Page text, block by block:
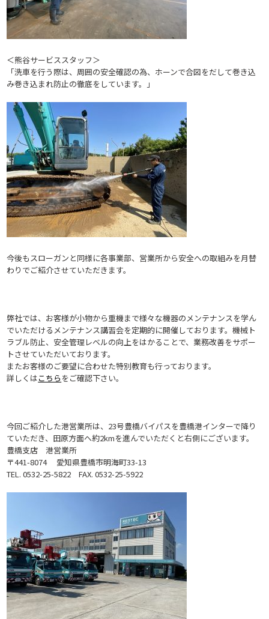
＜熊谷サービススタッフ＞
「洗車を行う際は、周囲の安全確認の為、ホーンで合図をだして巻き込
み巻き込まれ防止の徹底をしています。」
今後もスローガンと同様に各事業部、営業所から安全への取組みを月替
わりでご紹介させていただきます。
弊社では、お客様が小物から重機まで様々な機器のメンテナンスを学ん
でいただけるメンテナンス講習会を定期的に開催しております。機械ト
ラブル防止、安全管理レベルの向上をはかることで、業務改善をサポー
トさせていただいております。
またお客様のご要望に合わせた特別教育も行っております。
詳しくはこちら をご確認下さい。
今回ご紹介した港営業所は、23号豊橋バイパスを豊橋港インターで降り
ていただき、田原方面へ約2kmを進んでいただくと右側にございます。
豊橋支店 港営業所
〒441-8074 愛知県豊橋市明海町33-13
TEL. 0532-25-5822 FAX. 0532-25-5922